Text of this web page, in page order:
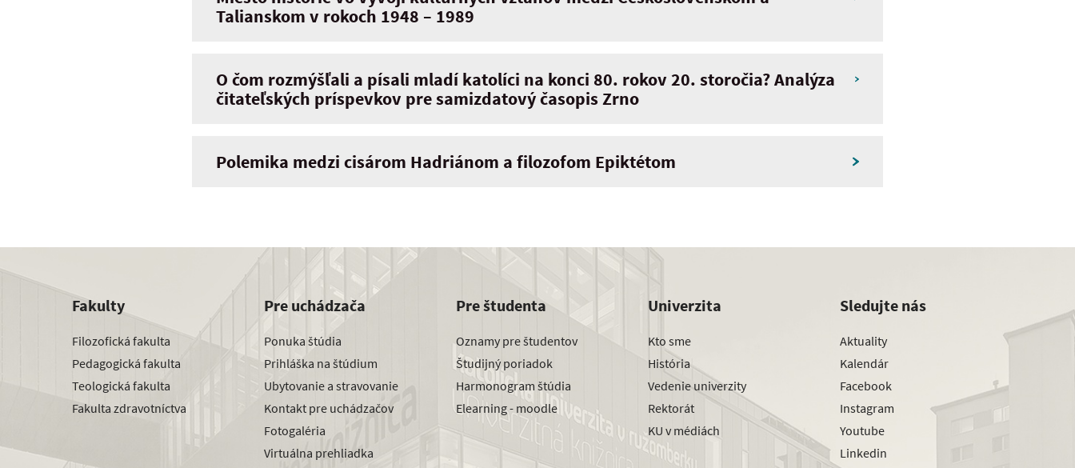
Talianskom v rokoch 1948 – 1989
O čom rozmýšľali a písali mladí katolíci na konci 80. rokov 20. storočia? Analýza
čitateľských príspevkov pre samizdatový časopis Zrno
Polemika medzi cisárom Hadriánom a filozofom Epiktétom
Fakulty
Filozofická fakulta
Pedagogická fakulta
Teologická fakulta
Fakulta zdravotníctva
Pre uchádzača
Ponuka štúdia
Prihláška na štúdium
Ubytovanie a stravovanie
Kontakt pre uchádzačov
Fotogaléria
Virtuálna prehliadka
Pre študenta
Oznamy pre študentov
Študijný poriadok
Harmonogram štúdia
Elearning - moodle
Univerzita
Kto sme
História
Vedenie univerzity
Rektorát
KU v médiách
Sledujte nás
Aktuality
Kalendár
Facebook
Instagram
Youtube
Linkedin